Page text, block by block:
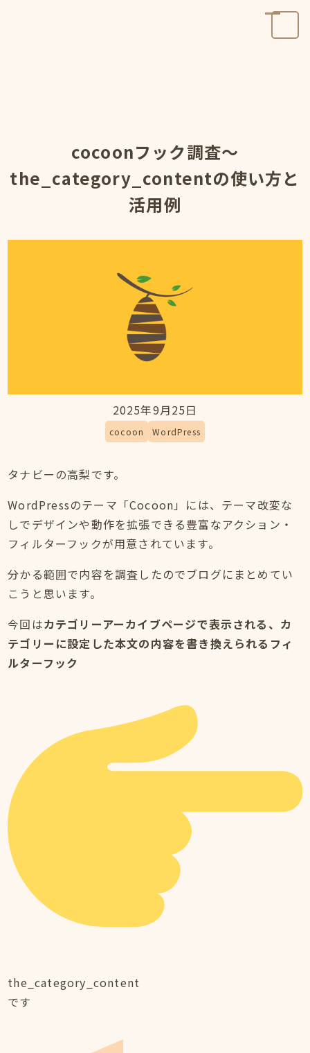
cocoonフック調査～
the_category_contentの使い方と
活用例
2025年9月25日
cocoon WordPress
タナビーの高梨です。
WordPressのテーマ「Cocoon」には、テーマ改変な
しでデザインや動作を拡張できる豊富なアクション・
フィルターフックが用意されています。
分かる範囲で内容を調査したのでブログにまとめてい
こうと思います。
今回はカテゴリーアーカイブページで表示される、カ
テゴリーに設定した本文の内容を書き換えられるフィ
ルターフック
the_category_content
です